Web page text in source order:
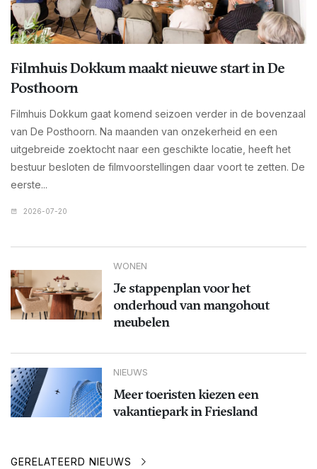
Filmhuis Dokkum maakt nieuwe start in De
Posthoorn
Filmhuis Dokkum gaat komend seizoen verder in de bovenzaal
van De Posthoorn. Na maanden van onzekerheid en een
uitgebreide zoektocht naar een geschikte locatie, heeft het
bestuur besloten de filmvoorstellingen daar voort te zetten. De
eerste...
2026-07-20
WONEN
Je stappenplan voor het
onderhoud van mangohout
meubelen
NIEUWS
Meer toeristen kiezen een
vakantiepark in Friesland
GERELATEERD NIEUWS